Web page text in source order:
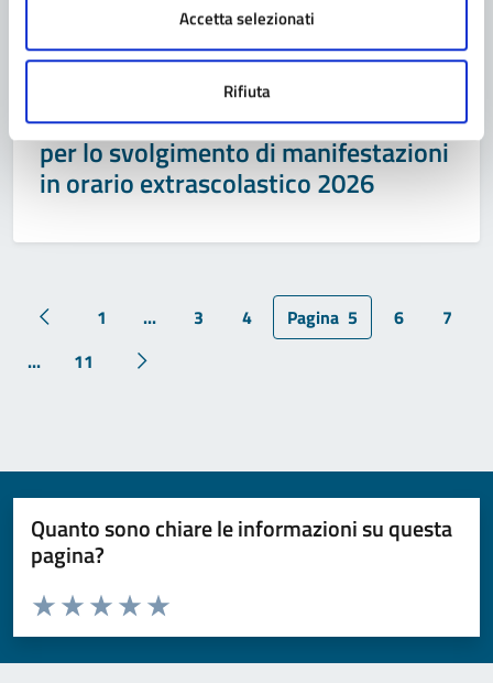
Accetta selezionati
Rifiuta
proprietà comunale in orario
extradidattico per svolgimento di
attività agonistica e/o preparazione
a campionati o attività amatoriale
per lo svolgimento di manifestazioni
in orario extrascolastico 2026
Pagina precedente
1 ... 3 4 Pagina 5 6
7
...
11 Pagina successiva
Quanto sono chiare le informazioni su questa
pagina?
Valuta da 1 a 5 stelle la pagina
Valuta 5 stelle su 5
Valuta 4 stelle su 5
Valuta 3 stelle su 5
Valuta 2 stelle su 5
Valuta 1 stelle su 5